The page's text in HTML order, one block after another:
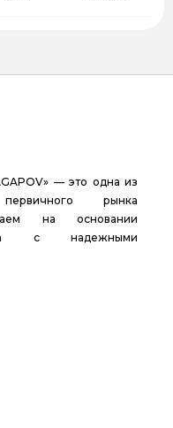
— это одна из
рынка
на основании
с надежными